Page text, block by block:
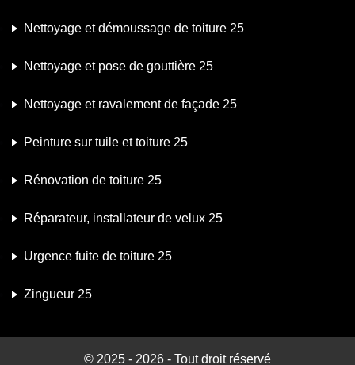
Nettoyage et démoussage de toiture 25
Nettoyage et pose de gouttière 25
Nettoyage et ravalement de façade 25
Peinture sur tuile et toiture 25
Rénovation de toiture 25
Réparateur, installateur de velux 25
Urgence fuite de toiture 25
Zingueur 25
© 2025 - 2026 - Tout droit réservé